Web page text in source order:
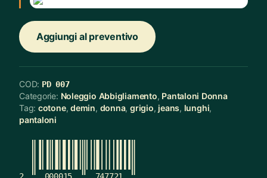
Aggiungi al preventivo
COD: PD 007
Categorie: Noleggio Abbigliamento, Pantaloni Donna
Tag: cotone,demin, donna,grigio,jeans, lunghi,
pantaloni
2 000015 747721